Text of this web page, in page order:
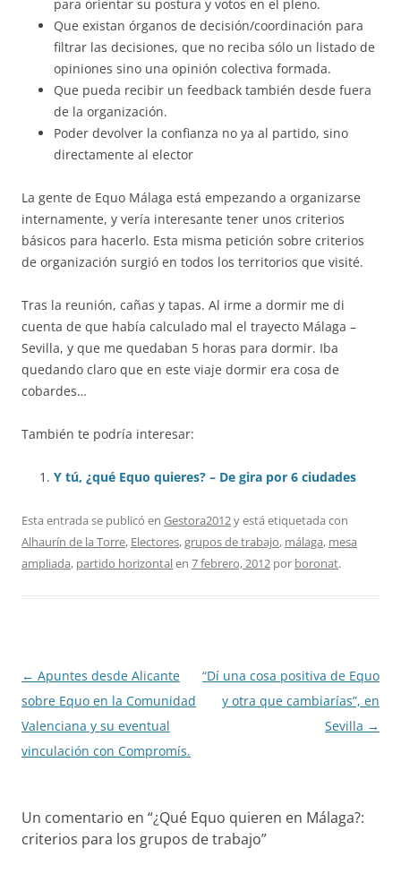
para orientar su postura y votos en el pleno.
Que existan órganos de decisión/coordinación para
filtrar las decisiones, que no reciba sólo un listado de
opiniones sino una opinión colectiva formada.
Que pueda recibir un feedback también desde fuera
de la organización.
Poder devolver la confianza no ya al partido, sino
directamente al elector
La gente de Equo Málaga está empezando a organizarse
internamente, y vería interesante tener unos criterios
básicos para hacerlo. Esta misma petición sobre criterios
de organización surgió en todos los territorios que visité.
Tras la reunión, cañas y tapas. Al irme a dormir me di
cuenta de que había calculado mal el trayecto Málaga –
Sevilla, y que me quedaban 5 horas para dormir. Iba
quedando claro que en este viaje dormir era cosa de
cobardes…
También te podría interesar:
Y tú, ¿qué Equo quieres? – De gira por 6 ciudades
Esta entrada se publicó en Gestora2012y está etiquetada con
Alhaurín de la Torre, Electores,grupos de trabajo, málaga, mesa
ampliada, partido horizontalen 7 febrero, 2012 por boronat.
Navegación
de
entradas
← Apuntes desde Alicante
sobre Equo en la Comunidad
Valenciana y su eventual
vinculación con Compromís.
“Dí una cosa positiva de Equo
y otra que cambiarías”, en
Sevilla →
Un comentario en “¿Qué Equo quieren en Málaga?:
criterios para los grupos de trabajo”